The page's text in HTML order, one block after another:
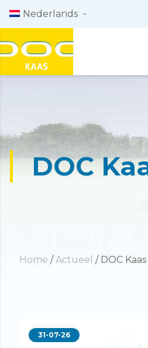
Nederlands
DOC
Home /Actueel / DOC
31-07-26